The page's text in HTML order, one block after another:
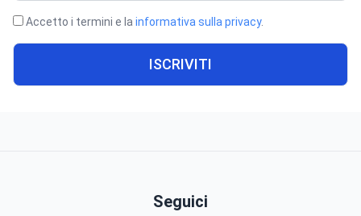
Accetto i termini e la informativa sulla privacy.
ISCRIVITI
Seguici